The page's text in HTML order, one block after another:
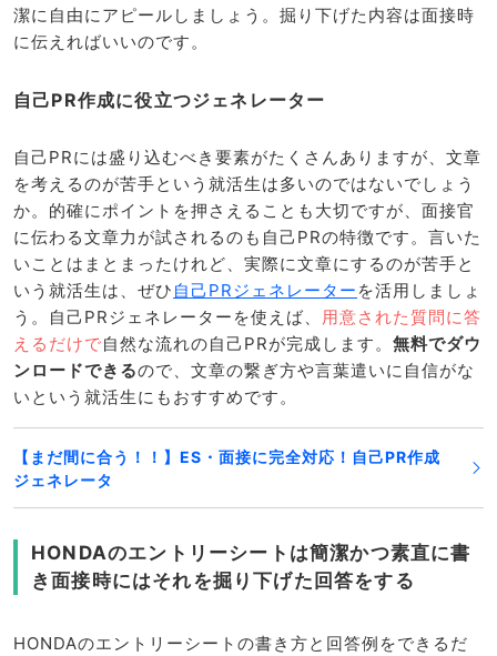
潔に自由にアピールしましょう。掘り下げた内容は面接時
に伝えればいいのです。
自己PR作成に役立つジェネレーター
自己PRには盛り込むべき要素がたくさんありますが、文章
を考えるのが苦手という就活生は多いのではないでしょう
か。的確にポイントを押さえることも大切ですが、面接官
に伝わる文章力が試されるのも自己PRの特徴です。言いた
いことはまとまったけれど、実際に文章にするのが苦手と
いう就活生は、ぜひ 自己PRジェネレーター を活用しましょ
う。自己PRジェネレーターを使えば、
用意された質問に答
えるだけで自然な流れの自己PRが完成します。 無料でダウ
ンロードできるので、文章の繋ぎ方や言葉遣いに自信がな
いという就活生にもおすすめです。
【まだ間に合う！！】ES・面接に完全対応！自己PR作成
ジェネレータ
HONDAのエントリーシートは簡潔かつ素直に書
き面接時にはそれを掘り下げた回答をする
HONDAのエントリーシートの書き方と回答例をできるだ